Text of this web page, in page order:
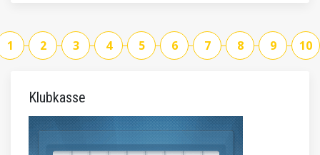
1 2 3 4 5 6 7 8 9 10
Klubkasse